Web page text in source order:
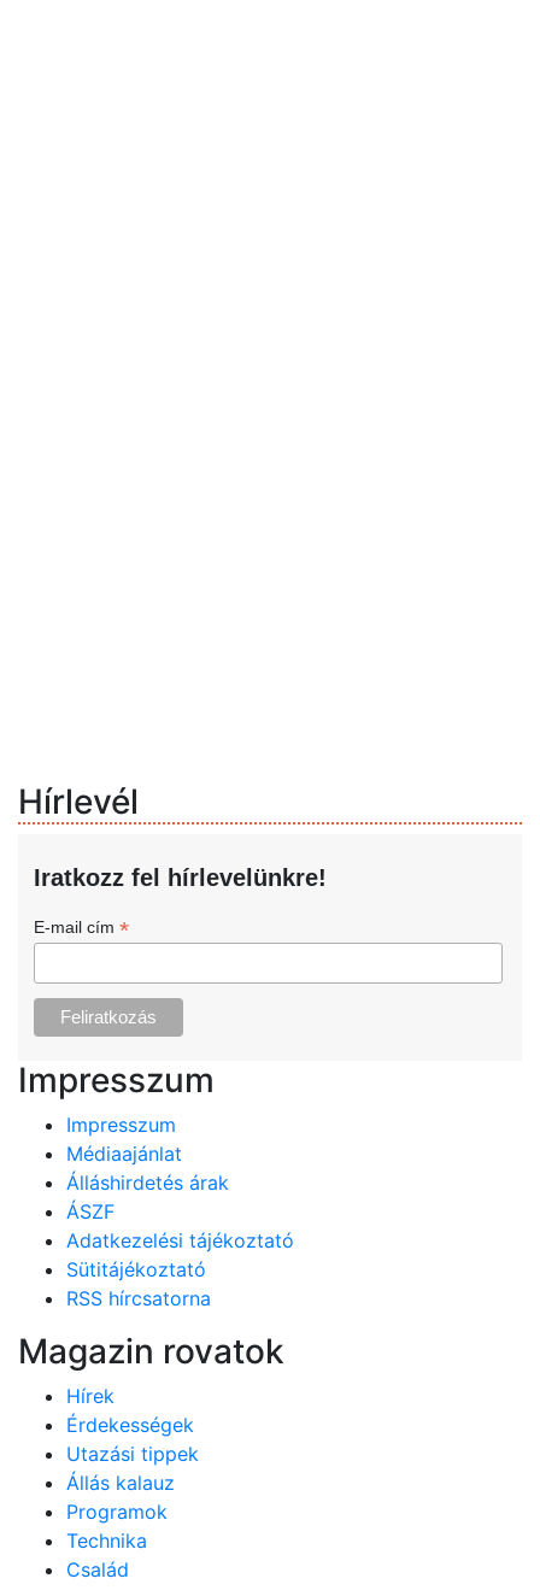
Hírlevél
Iratkozz fel hírlevelünkre!
E-mail cím *
Impresszum
Impresszum
Médiaajánlat
Álláshirdetés árak
ÁSZF
Adatkezelési tájékoztató
Sütitájékoztató
RSS hírcsatorna
Magazin rovatok
Hírek
Érdekességek
Utazási tippek
Állás kalauz
Programok
Technika
Család